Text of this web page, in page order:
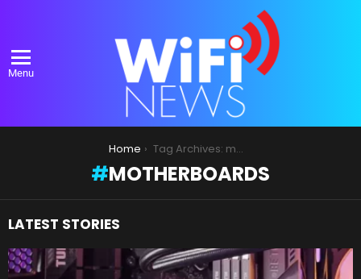
Menu
Home Tag Archives: motherboards
MOTHERBOARDS
LATEST STORIES